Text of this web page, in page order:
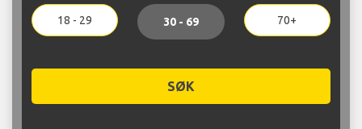
18 - 29 30 - 69 70+
SØK